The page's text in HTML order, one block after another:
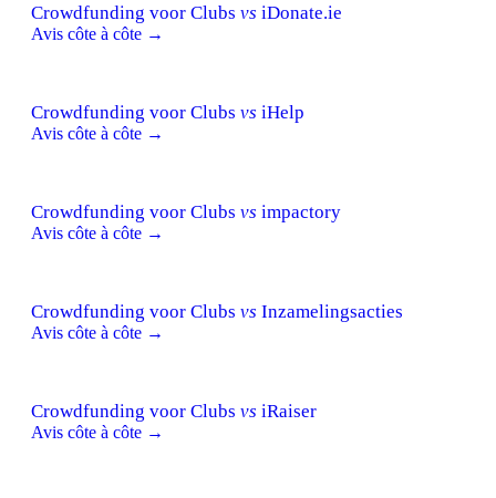
Crowdfunding voor Clubs vs iDonate.ie
Avis côte à côte →
Crowdfunding voor Clubs vs iHelp
Avis côte à côte →
Crowdfunding voor Clubs vs impactory
Avis côte à côte →
Crowdfunding voor Clubs vs Inzamelingsacties
Avis côte à côte →
Crowdfunding voor Clubs vs iRaiser
Avis côte à côte →